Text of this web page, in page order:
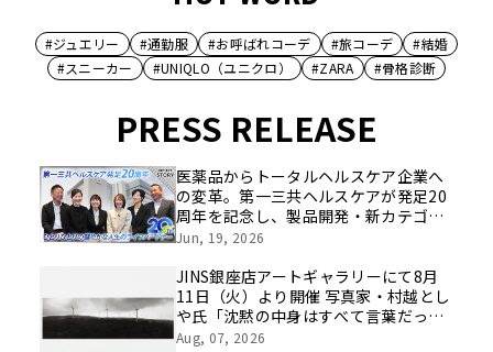
#ジュエリー #通勤服 #お呼ばれコーデ #旅コーデ
#結婚
#スニーカー
#UNIQLO（ユニクロ） #ZARA #骨格診断
PRESS RELEASE
医薬品からトータルヘルスケア企業へ
の変革。第一三共ヘルスケアが発足20
周年を記念し、製品開発・新カテゴリ
挑戦の舞台や旧社統合時のエピソード
像を公開！
Jun, 19, 2026
JINS銀座店アートギャラリーにて8月
11日（火）より開催 写真家・村越とし
や氏「沈黙の中身はすべて言葉だっ
た」
Aug, 07, 2026